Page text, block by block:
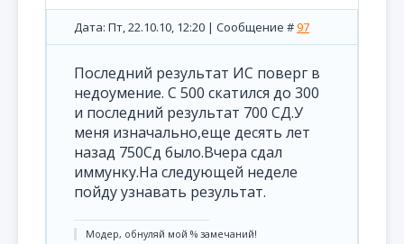
Дата: Пт, 22.10.10, 12:20 | Сообщение #97
Последний результат ИС поверг в
недоумение. С 500 скатился до 300
и последний результат 700 СД.У
меня изначально,еще десять лет
назад 750Сд было.Вчера сдал
иммунку.На следующей неделе
пойду узнавать результат.
Модер, обнуляй мой % замечаний!